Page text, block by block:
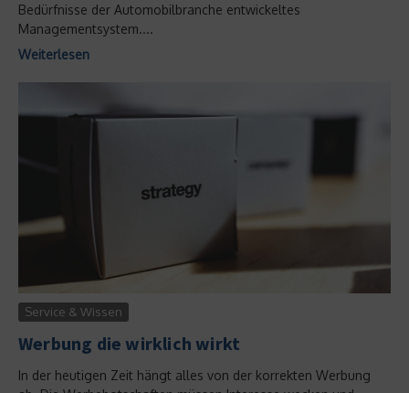
Bedürfnisse der Automobilbranche entwickeltes
Managementsystem....
Weiterlesen
Service & Wissen
Werbung die wirklich wirkt
In der heutigen Zeit hängt alles von der korrekten Werbung